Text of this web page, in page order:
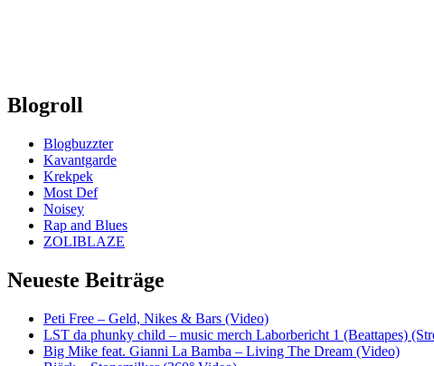
Blogroll
Blogbuzzter
Kavantgarde
Krekpek
Most Def
Noisey
Rap and Blues
ZOLIBLAZE
Neueste Beiträge
Peti Free – Geld, Nikes & Bars (Video)
LST da phunky child – music merch Laborbericht 1 (Beattapes)
Big Mike feat. Gianni La Bamba – Living The Dream (Video)